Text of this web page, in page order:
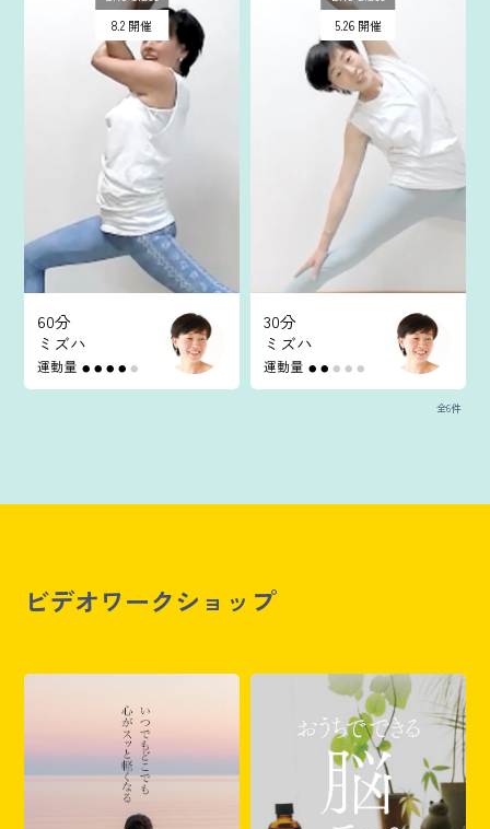
8.2 開催
60分
ミズハ
運動量 ● ● ● ● ●
5.26 開催
30分
ミズハ
運動量 ● ● ● ● ●
全6件
ビデオワークショップ